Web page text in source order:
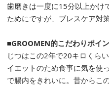
歯磨きは一度に15分以上かけ
ためにですが、ブレスケア対
■GROOMEN的こだわりポイ
じつはこの2年で20キロくら
イエットのため食事に気を使
で腸内をきれいに。昔からこ